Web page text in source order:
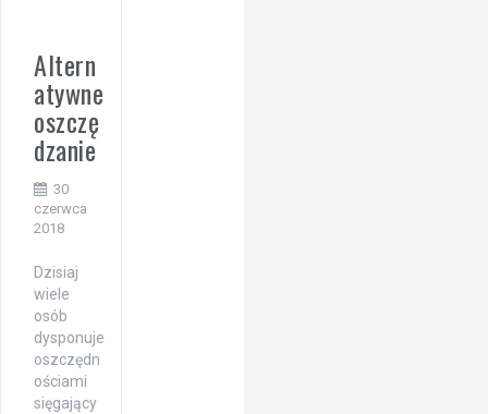
Altern
atywne
oszczę
dzanie
30
czerwca
2018
Dzisiaj
wiele
osób
dysponuje
oszczędn
ościami
sięgający